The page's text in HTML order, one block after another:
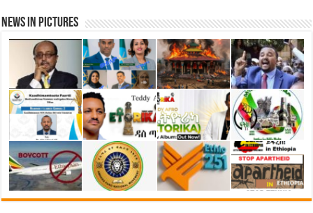
News in Pictures